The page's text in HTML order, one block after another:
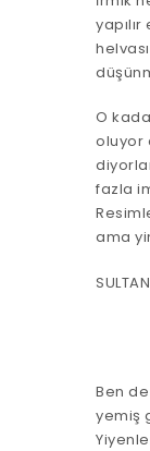
O
oluyor
fazla
ama
Ben
yemiş